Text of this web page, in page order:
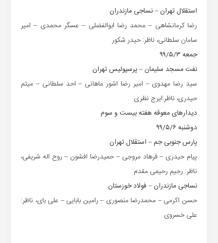
استقلال تهران – نساجی مازندران
رضا کرمانشاهی – محمد رضا ابوالفضلی – عسگر محمدی – امیر
سامان سلطانی، ناظر: حیدر شکور
جمعه ۹۹/۵/۳
نفت مسجد سلیمان – پرسپولیس تهران
سید رضا مهدوی – امیر رضا اشور ماهانی – احد سلطانی – میثم
حیدری، ناظر:ایرج نظری
دیدارهای معوقه هفته بیست و سوم
دوشنبه ۹۹/۵/۶
پارس جنوبی جم – استقلال تهران
پیام حیدری – فرهاد مروجی – حمیدرضا افشون – روح اله شریفی،
ناظر: رحیم رحیمی مقدم
نساجی مازندران – فولاد خوزستان
حسن اکرمی – محمدرضا منصوری – رامین بابایی – علی بای، ناظر:
علی خسروی